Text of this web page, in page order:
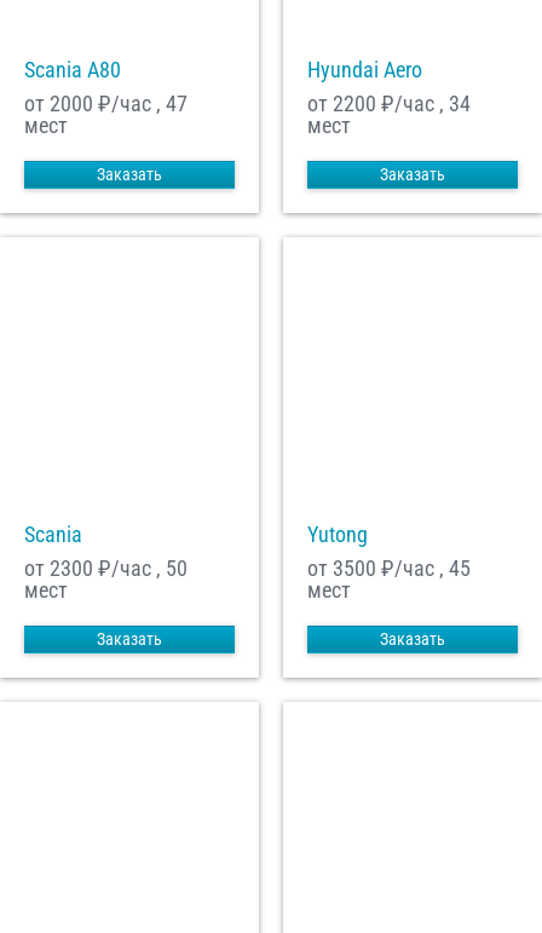
Scania A80
от 2000 ₽/час , 47
мест
Заказать
Hyundai Aero
от 2200 ₽/час , 34
мест
Заказать
Scania
от 2300 ₽/час , 50
мест
Заказать
Yutong
от 3500 ₽/час , 45
мест
Заказать